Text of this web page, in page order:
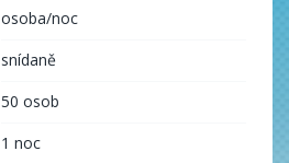
osoba/noc
snídaně
50 osob
1 noc